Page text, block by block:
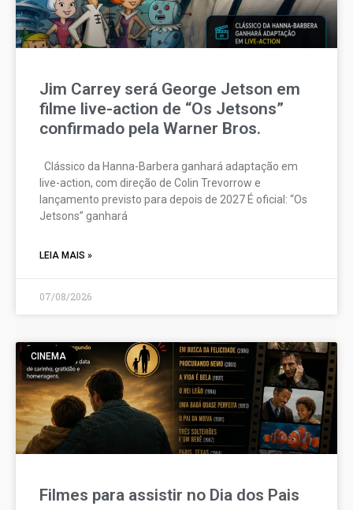
Jim Carrey será George Jetson em
filme live-action de “Os Jetsons”
confirmado pela Warner Bros.
Clássico da Hanna-Barbera ganhará adaptação em
live-action, com direção de Colin Trevorrow e
lançamento previsto para depois de 2027 É oficial: “Os
Jetsons” ganhará
LEIA MAIS »
07/08/2026
CINEMA
Filmes para assistir no Dia dos Pais